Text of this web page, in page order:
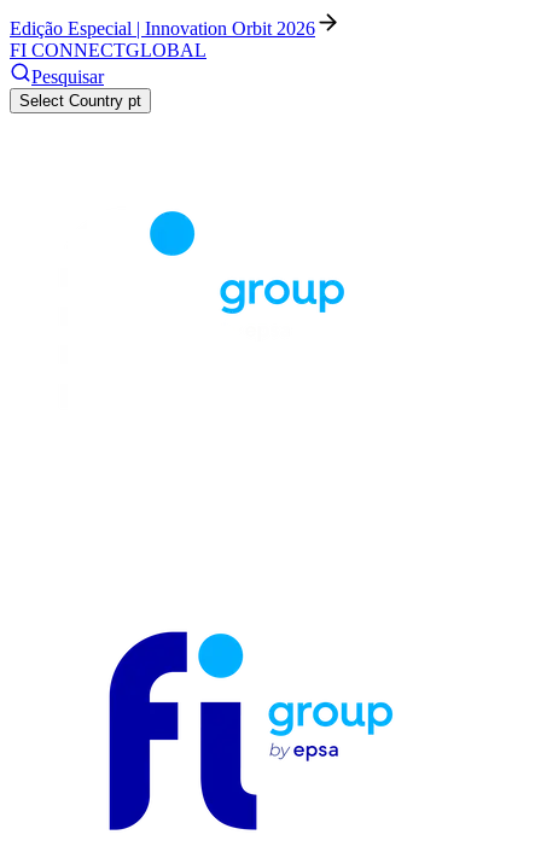
Edição Especial | Innovation Orbit 2026
FI CONNECTGLOBAL
Pesquisar
Select Country pt